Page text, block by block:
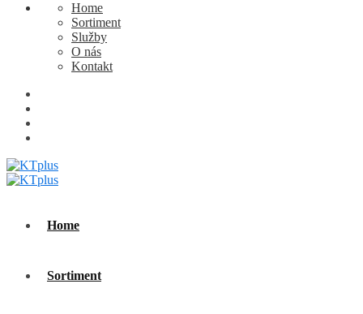
Home
Sortiment
Služby
O nás
Kontakt
Home
Sortiment